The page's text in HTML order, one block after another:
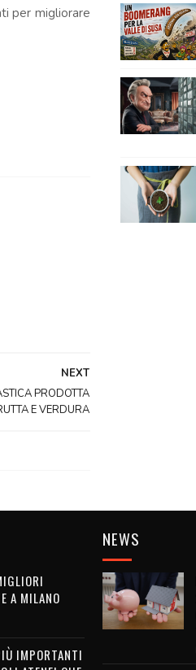
per migliorare
NEXT
PRODOTTA
E VERDURA
A MILANO
IMPORTANTI
NEWS